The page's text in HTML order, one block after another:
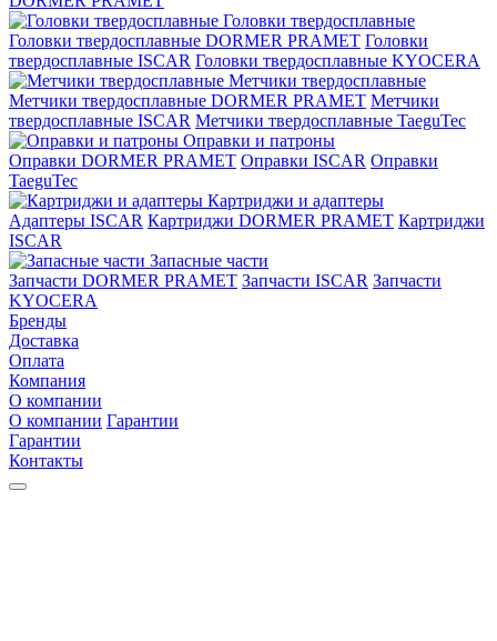
Головки твердосплавные
Головки твердосплавные DORMER PRAMET Головки
твердосплавные ISCAR Головки твердосплавные KYOCERA
Метчики твердосплавные
Метчики твердосплавные DORMER PRAMET Метчики
твердосплавные ISCAR Метчики твердосплавные TaeguTec
Оправки и патроны
Оправки DORMER PRAMET Оправки ISCAR Оправки
TaeguTec
Картриджи и адаптеры
Адаптеры ISCAR Картриджи DORMER PRAMET Картриджи
ISCAR
Запасные части
Запчасти DORMER PRAMET Запчасти ISCAR Запчасти
KYOCERA
Бренды
Доставка
Оплата
Компания
О компании
О компании Гарантии
Гарантии
Контакты